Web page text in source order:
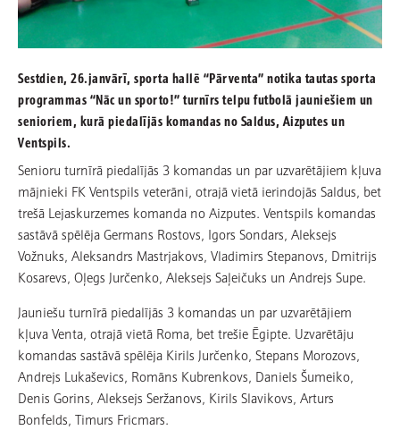
Sestdien, 26.janvārī, sporta hallē “Pārventa” notika tautas sporta
programmas “Nāc un sporto!” turnīrs telpu futbolā jauniešiem un
senioriem, kurā piedalījās komandas no Saldus, Aizputes un
Ventspils.
Senioru turnīrā piedalījās 3 komandas un par uzvarētājiem kļuva
mājnieki FK Ventspils veterāni, otrajā vietā ierindojās Saldus, bet
trešā Lejaskurzemes komanda no Aizputes. Ventspils komandas
sastāvā spēlēja Germans Rostovs, Igors Sondars, Aleksejs
Vožnuks, Aleksandrs Mastrjakovs, Vladimirs Stepanovs, Dmitrijs
Kosarevs, Oļegs Jurčenko, Aleksejs Saļeičuks un Andrejs Supe.
Jauniešu turnīrā piedalījās 3 komandas un par uzvarētājiem
kļuva Venta, otrajā vietā Roma, bet trešie Ēgipte. Uzvarētāju
komandas sastāvā spēlēja Kirils Jurčenko, Stepans Morozovs,
Andrejs Lukaševics, Romāns Kubrenkovs, Daniels Šumeiko,
Denis Gorins, Aleksejs Seržanovs, Kirils Slavikovs, Arturs
Bonfelds, Timurs Fricmars.